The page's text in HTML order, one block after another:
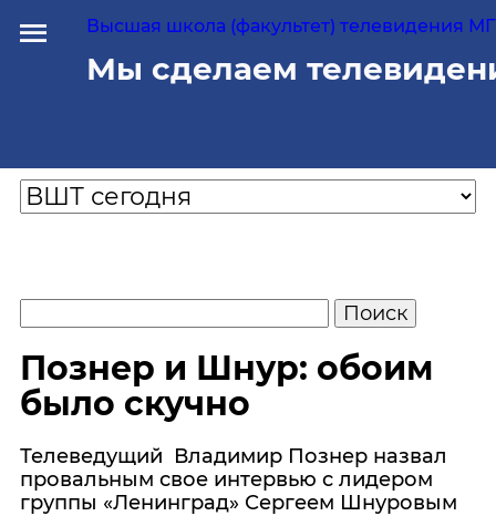
Высшая школа (факультет) телевидения
Мы сделаем
Познер и Шнур: обоим
было скучно
Телеведущий Владимир Познер назвал
провальным свое интервью с лидером
группы «Ленинград» Сергеем Шнуровым